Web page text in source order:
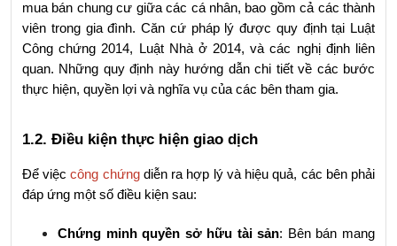
mua bán chung cư giữa các cá nhân, bao gồm cả các thành
viên trong gia đình. Căn cứ pháp lý được quy định tại Luật
Công chứng 2014, Luật Nhà ở 2014, và các nghị định liên
quan. Những quy định này hướng dẫn chi tiết về các bước
thực hiện, quyền lợi và nghĩa vụ của các bên tham gia.
1.2. Điều kiện thực hiện giao dịch
Để việc công chứng diễn ra hợp lý và hiệu quả, các bên phải
đáp ứng một số điều kiện sau:
Chứng minh quyền sở hữu tài sản: Bên bán mang